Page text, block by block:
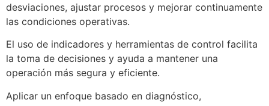
desviaciones, ajustar procesos y mejorar continuamente
las condiciones operativas.
El uso de indicadores y herramientas de control facilita
la toma de decisiones y ayuda a mantener una
operación más segura y eficiente.
Aplicar un enfoque basado en diagnóstico,